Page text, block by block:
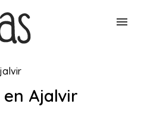
en Ajalvir